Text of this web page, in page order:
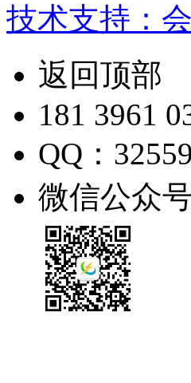
技术支持：
返回顶部
181 3961
QQ：
微信公众